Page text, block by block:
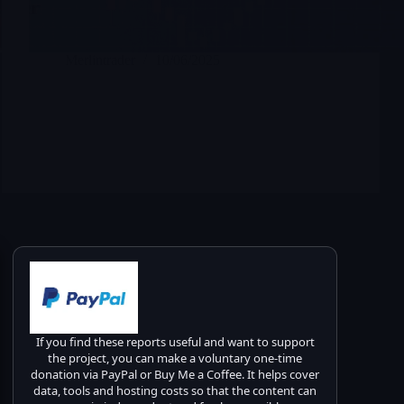
If you find these reports useful and want to support
the project, you can make a voluntary one-time
donation via PayPal or Buy Me a Coffee. It helps cover
data, tools and hosting costs so that the content can